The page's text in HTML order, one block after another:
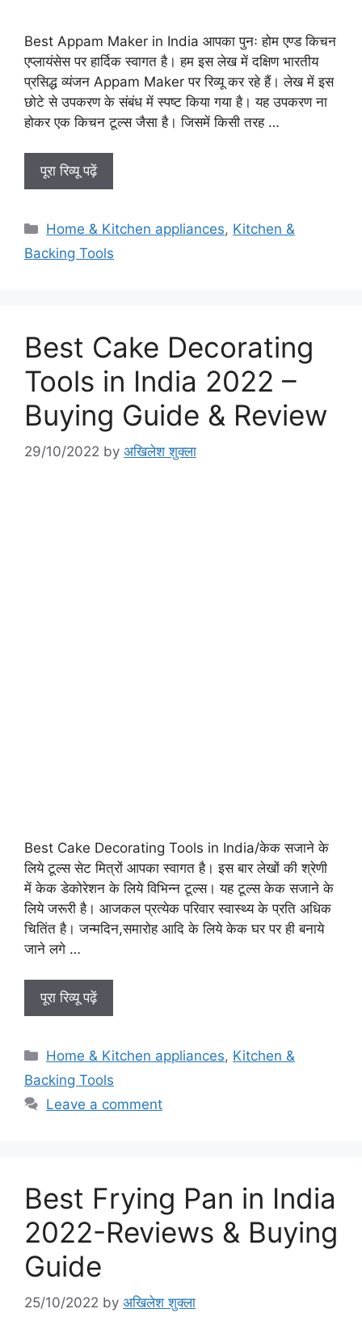
Best Appam Maker in India आपका पुनः होम एण्ड किचन
एप्लायंसेस पर हार्दिक स्वागत है। हम इस लेख में दक्षिण भारतीय
प्रसिद्ध व्यंजन Appam Maker पर रिव्यू कर रहे हैं। लेख में इस
छोटे से उपकरण के संबंध में स्पष्ट किया गया है। यह उपकरण ना
होकर एक किचन टूल्स जैसा है। जिसमें किसी तरह …
पूरा रिव्यू पढ़ें
Categories
Home & Kitchen appliances, Kitchen &
Backing Tools
Best Cake Decorating
Tools in India 2022 –
Buying Guide & Review
29/10/2022 by अखिलेश शुक्ला
Best Cake Decorating Tools in India/केक सजाने के
लिये टूल्स सेट मित्रों आपका स्वागत है। इस बार लेखों की श्रेणी
में केक डेकोरेशन के लिये विभिन्न टूल्स। यह टूल्स केक सजाने के
लिये जरूरी है। आजकल प्रत्येक परिवार स्वास्थ्य के प्रति अधिक
चितिंत है। जन्मदिन,समारोह आदि के लिये केक घर पर ही बनाये
जाने लगे …
पूरा रिव्यू पढ़ें
Categories
Home & Kitchen appliances, Kitchen &
Backing Tools
Leave a comment
Best Frying Pan in India
2022-Reviews & Buying
Guide
25/10/2022 by अखिलेश शुक्ला